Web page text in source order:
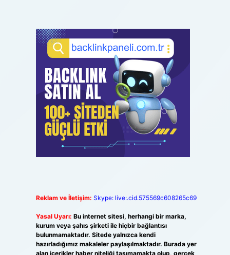
Reklam ve İletişim: Skype: live:.cid.575569c608265c69
Yasal Uyarı: Bu internet sitesi, herhangi bir marka,
kurum veya şahıs şirketi ile hiçbir bağlantısı
bulunmamaktadır. Sitede yalnızca kendi
hazırladığımız makaleler paylaşılmaktadır. Burada yer
alan içerikler haber niteliği taşımamakta olup, gerçek